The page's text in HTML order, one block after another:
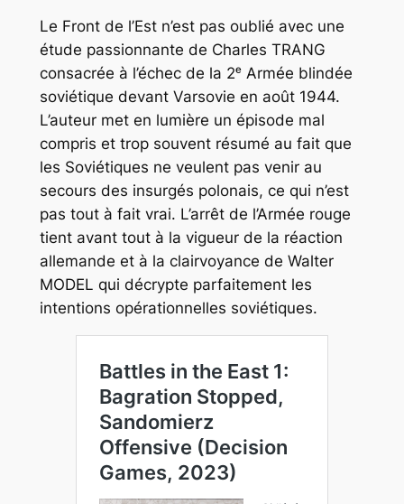
Le Front de l’Est n’est pas oublié avec une
étude passionnante de Charles TRANG
consacrée à l’échec de la 2ᵉ Armée blindée
soviétique devant Varsovie en août 1944.
L’auteur met en lumière un épisode mal
compris et trop souvent résumé au fait que
les Soviétiques ne veulent pas venir au
secours des insurgés polonais, ce qui n’est
pas tout à fait vrai. L’arrêt de l’Armée rouge
tient avant tout à la vigueur de la réaction
allemande et à la clairvoyance de Walter
MODEL qui décrypte parfaitement les
intentions opérationnelles soviétiques.